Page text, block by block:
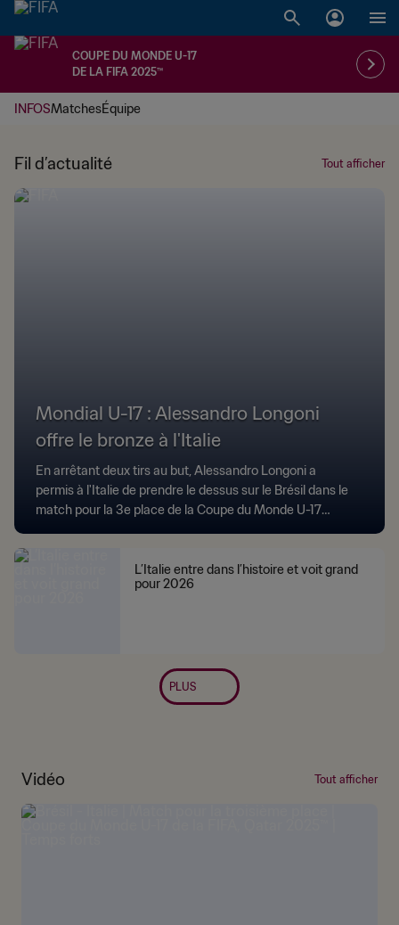
COUPE DU MONDE U-17
DE LA FIFA 2025™
INFOSMatchesÉquipe
Fil d’actualité Tout afficher
Mondial U-17 : Alessandro Longoni
offre le bronze à l'Italie
En arrêtant deux tirs au but, Alessandro Longoni a
permis à l'Italie de prendre le dessus sur le Brésil dans le
match pour la 3e place de la Coupe du Monde U-17
L’Italie entre dans l’histoire et voit grand
pour 2026
PLUS
Vidéo Tout afficher